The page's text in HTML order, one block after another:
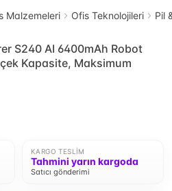
Malzemeleri Ofis Teknolojileri Pil
S240 AI 6400mAh Robot
Kapasite, Maksimum
KARGO TESLIM
Tahmini yarın kargoda
Satıcı gönderimi